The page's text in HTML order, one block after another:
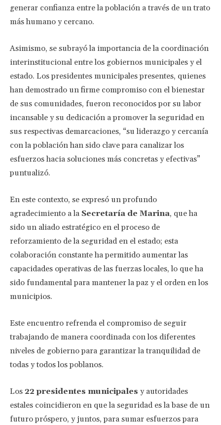
generar confianza entre la población a través de un trato
más humano y cercano.
Asimismo, se subrayó la importancia de la coordinación
interinstitucional entre los gobiernos municipales y el
estado. Los presidentes municipales presentes, quienes
han demostrado un firme compromiso con el bienestar
de sus comunidades, fueron reconocidos por su labor
incansable y su dedicación a promover la seguridad en
sus respectivas demarcaciones, “su liderazgo y cercanía
con la población han sido clave para canalizar los
esfuerzos hacia soluciones más concretas y efectivas”
puntualizó.
En este contexto, se expresó un profundo
agradecimiento a la Secretaría de Marina, que ha
sido un aliado estratégico en el proceso de
reforzamiento de la seguridad en el estado; esta
colaboración constante ha permitido aumentar las
capacidades operativas de las fuerzas locales, lo que ha
sido fundamental para mantener la paz y el orden en los
municipios.
Este encuentro refrenda el compromiso de seguir
trabajando de manera coordinada con los diferentes
niveles de gobierno para garantizar la tranquilidad de
todas y todos los poblanos.
Los 22 presidentes municipales y autoridades
estales coincidieron en que la seguridad es la base de un
futuro próspero, y juntos, para sumar esfuerzos para